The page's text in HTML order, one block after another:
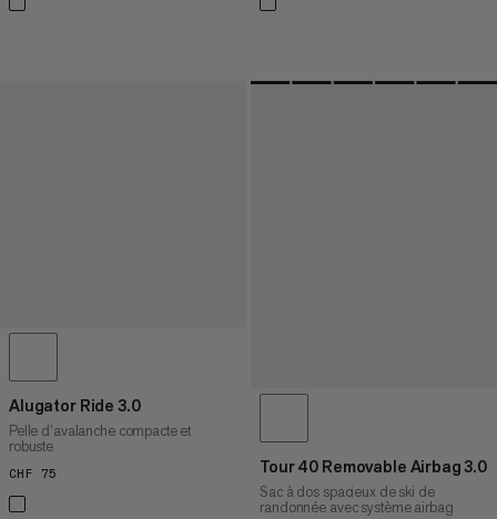
Alugator Ride 3.0
Pelle d’avalanche compacte et
robuste
CHF 75 Tour 40 Removable Airbag 3.0
Sac à dos spacieux de ski de
randonnée avec système airbag